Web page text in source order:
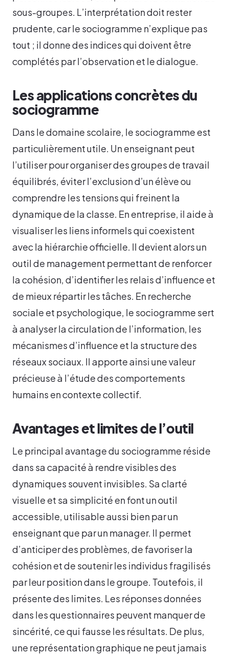
sous-groupes. L’interprétation doit rester
prudente, car le sociogramme n’explique pas
tout ; il donne des indices qui doivent être
complétés par l’observation et le dialogue.
Les applications concrètes du
sociogramme
Dans le domaine scolaire, le sociogramme est
particulièrement utile. Un enseignant peut
l’utiliser pour organiser des groupes de travail
équilibrés, éviter l’exclusion d’un élève ou
comprendre les tensions qui freinent la
dynamique de la classe. En entreprise, il aide à
visualiser les liens informels qui coexistent
avec la hiérarchie officielle. Il devient alors un
outil de management permettant de renforcer
la cohésion, d’identifier les relais d’influence et
de mieux répartir les tâches. En recherche
sociale et psychologique, le sociogramme sert
à analyser la circulation de l’information, les
mécanismes d’influence et la structure des
réseaux sociaux. Il apporte ainsi une valeur
précieuse à l’étude des comportements
humains en contexte collectif.
Avantages et limites de l’outil
Le principal avantage du sociogramme réside
dans sa capacité à rendre visibles des
dynamiques souvent invisibles. Sa clarté
visuelle et sa simplicité en font un outil
accessible, utilisable aussi bien par un
enseignant que par un manager. Il permet
d’anticiper des problèmes, de favoriser la
cohésion et de soutenir les individus fragilisés
par leur position dans le groupe. Toutefois, il
présente des limites. Les réponses données
dans les questionnaires peuvent manquer de
sincérité, ce qui fausse les résultats. De plus,
une représentation graphique ne peut jamais